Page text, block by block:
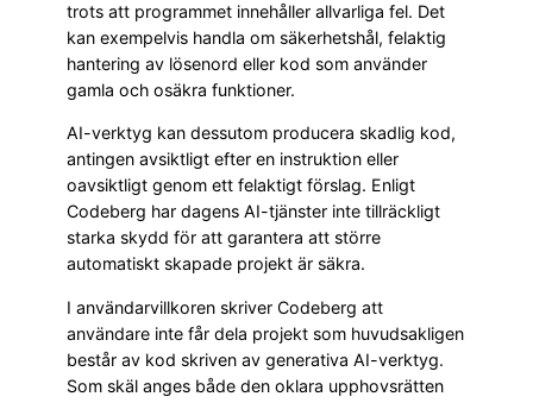
trots att programmet innehåller allvarliga fel. Det
kan exempelvis handla om säkerhetshål, felaktig
hantering av lösenord eller kod som använder
gamla och osäkra funktioner.
AI-verktyg kan dessutom producera skadlig kod,
antingen avsiktligt efter en instruktion eller
oavsiktligt genom ett felaktigt förslag. Enligt
Codeberg har dagens AI-tjänster inte tillräckligt
starka skydd för att garantera att större
automatiskt skapade projekt är säkra.
I användarvillkoren skriver Codeberg att
användare inte får dela projekt som huvudsakligen
består av kod skriven av generativa AI-verktyg.
Som skäl anges både den oklara upphovsrätten